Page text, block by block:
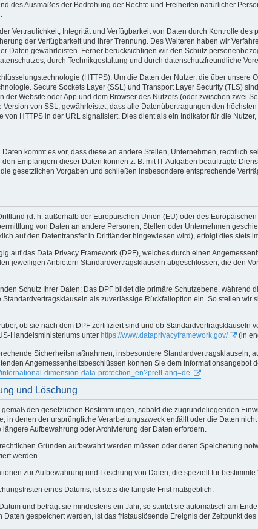
des Ausmaßes der Bedrohung der Rechte und Freiheiten natürlicher
Vertraulichkeit, Integrität und Verfügbarkeit von Daten durch Kontrolle
der Verfügbarkeit und ihrer Trennung. Des Weiteren haben wir
Daten gewährleisten. Ferner berücksichtigen wir den Schutz
durch Technikgestaltung und durch datenschutzfreundliche
(HTTPS): Um die Daten der Nutzer, die über unsere
Secure Sockets Layer (SSL) und Transport Layer Security (TLS)
Website oder App und dem Browser des Nutzers (oder zwischen zwei
von SSL, gewährleistet, dass alle Datenübertragungen den
von HTTPS in der URL signalisiert. Dies dient als ein Indikator für die
kommt es vor, dass diese an andere Stellen, Unternehmen, rechtlich
Empfängern dieser Daten können z. B. mit IT-Aufgaben beauftragte
gesetzlichen Vorgaben und schließen insbesondere entsprechende
(d. h. außerhalb der Europäischen Union (EU) oder des
von Daten an andere Personen, Stellen oder Unternehmen
auf den Datentransfer in Drittländer hingewiesen wird), erfolgt dies stets
auf das Data Privacy Framework (DPF), welches durch einen
jeweiligen Anbietern Standardvertragsklauseln abgeschlossen, die den
Schutz Ihrer Daten: Das DPF bildet die primäre Schutzebene,
als zuverlässige Rückfalloption ein. So stellen wir
ob sie nach dem DPF zertifiziert sind und ob Standardvertragsklauseln
Handelsministeriums unter https://www.dataprivacyframework.gov/ (in
Sicherheitsmaßnahmen, insbesondere Standardvertragsklauseln,
Angemessenheitsbeschlüssen können Sie dem Informationsangebot
dimension-data-protection_en?prefLang=de.
und Löschung
den gesetzlichen Bestimmungen, sobald die zugrundeliegenden
in denen der ursprüngliche Verarbeitungszweck entfällt oder die Daten
Aufbewahrung oder Archivierung der Daten erfordern.
Gründen aufbewahrt werden müssen oder deren Speicherung
werden.
zur Aufbewahrung und Löschung von Daten, die speziell für
eines Datums, ist stets die längste Frist maßgeblich.
und beträgt sie mindestens ein Jahr, so startet sie automatisch am
gespeichert werden, ist das fristauslösende Ereignis der Zeitpunkt